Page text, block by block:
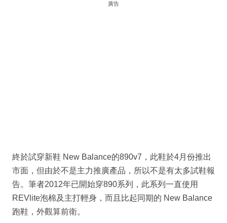
廣告
終於試穿新鞋 New Balance的890v7，此鞋於4月份推出
市面，但由於不是主力推廣產品，所以不是有太多試鞋報
告。筆者2012年已開始穿890系列，此系列一直使用
REVlite泡棉及主打輕身，而且比起同期的 New Balance
跑鞋，外觀算前衛。